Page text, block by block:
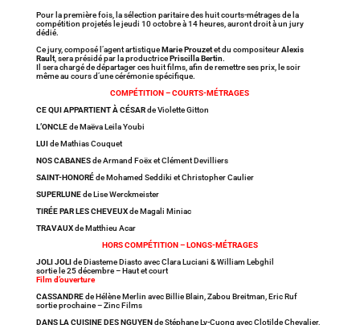
Pour la première fois, la sélection paritaire des huit courts-métrages de la
compétition projetés le jeudi 10 octobre à 14 heures, auront droit à un jury
dédié.
Ce jury, composé l’agent artistiqueMarie Prouzetet du compositeurAlexis
Rault, sera présidé par la productricePriscilla Bertin.
Il sera chargé de départager ces huit films, afin de remettre ses prix, le soir
même au cours d’une cérémonie spécifique.
COMPÉTITION – COURTS-MÉTRAGES
CE QUI APPARTIENT À CÉSARde Violette Gitton
L’ONCLEde Maëva Leila Youbi
LUIde Mathias Couquet
NOS CABANESde Armand Foëx et Clément Devilliers
SAINT-HONORÉde Mohamed Seddiki et Christopher Caulier
SUPERLUNEde Lise Werckmeister
TIRÉE PAR LES CHEVEUXde Magali Miniac
TRAVAUXde Matthieu Acar
HORS COMPÉTITION – LONGS-MÉTRAGES
JOLI JOLIde Diasteme Diasto avec Clara Luciani & William Lebghil
sortie le 25 décembre – Haut et court
Film d’ouverture
CASSANDREde Hélène Merlin avec Billie Blain, Zabou Breitman, Eric Ruf
sortie prochaine – Zinc Films
DANS LA CUISINE DES NGUYENde Stéphane Ly-Cuong avec Clotilde Chevalier,